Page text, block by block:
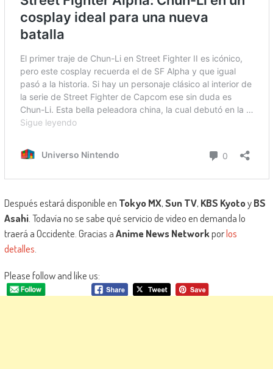
Después estará disponible en Tokyo MX,Sun TV, KBS KyotoyBS
Asahi. Todavía no se sabe qué servicio de video en demanda lo
traerá a Occidente. Gracias aAnime News Networkporlos
detalles.
Please follow and like us: